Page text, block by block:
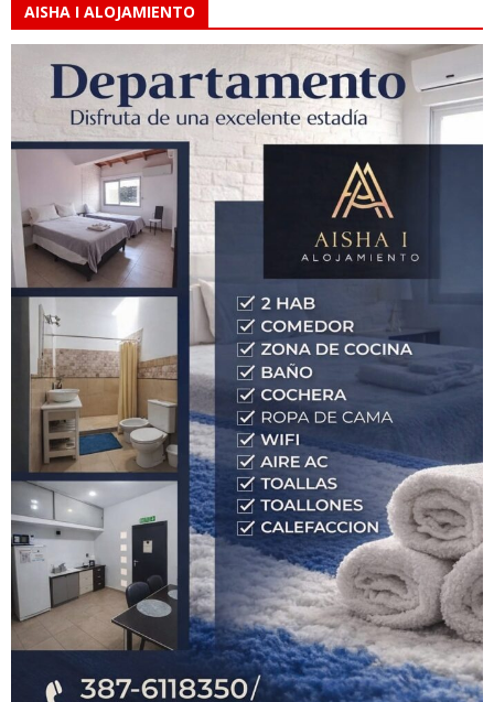
AISHA I ALOJAMIENTO